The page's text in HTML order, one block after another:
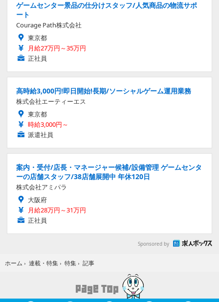
ゲームセンター景品の仕分けスタッフ/人気商品の物流サポ
ート
Courage Path株式会社
東京都
月給27万円～35万円
正社員
高時給3,000円!即日開始!長期/ソーシャルゲーム運用業務
株式会社エーティーエス
東京都
時給3,000円～
派遣社員
案内・受付/店長・マネージャー候補/設備管理 ゲームセンタ
ーの店舗スタッフ/38店舗展開中 年休120日
株式会社アミパラ
大阪府
月給28万円～31万円
正社員
Sponsored by
ホーム › 連載・特集 › 特集 › 記事